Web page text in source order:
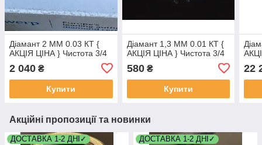
Діамант 2 ММ 0.03 КТ {
АКЦІЯ ЦІНА } Чистота 3/4
2 040 ₴
Купити
Діамант 1,3 ММ 0.01 КТ {
АКЦІЯ ЦІНА } Чистота 3/4
580₴
Купити
22
Акційні пропозиції та новинки
ДОСТАВКА 1-2 ДНІ✓
ДОСТАВКА 1-2 ДНІ✓